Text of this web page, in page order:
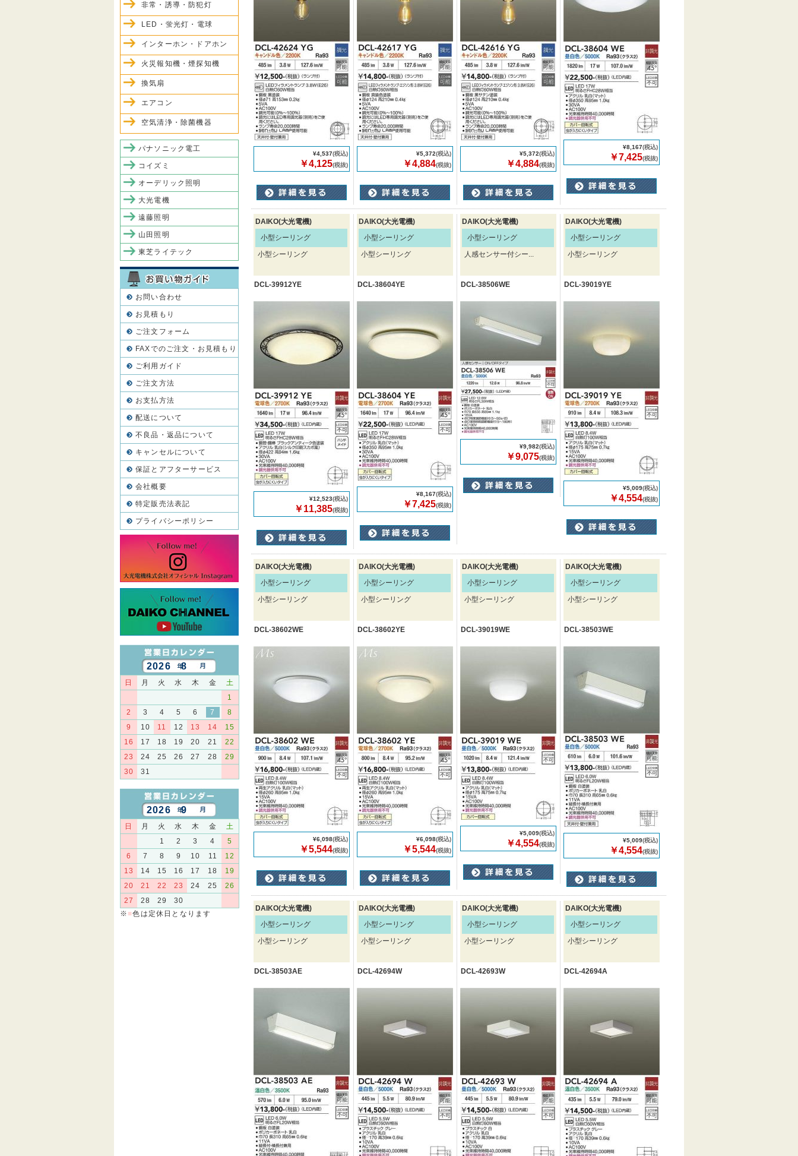
¥4,537(税込)
￥4,125(税抜)
¥5,372(税込)
￥4,884(税抜)
¥5,372(税込)
￥4,884(税抜)
¥8,167(税込)
￥7,425(税抜)
DAIKO(大光電機)
小型シーリング
小型シーリング
DCL-39912YE
¥12,523(税込)
￥11,385(税抜)
DAIKO(大光電機)
小型シーリング
小型シーリング
DCL-38604YE
¥8,167(税込)
￥7,425(税抜)
DAIKO(大光電機)
小型シーリング
人感センサー付シー...
DCL-38506WE
¥9,982(税込)
￥9,075(税抜)
DAIKO(大光電機)
小型シーリング
小型シーリング
DCL-39019YE
¥5,009(税込)
￥4,554(税抜)
DAIKO(大光電機)
小型シーリング
小型シーリング
DCL-38602WE
¥6,098(税込)
￥5,544(税抜)
DAIKO(大光電機)
小型シーリング
小型シーリング
DCL-38602YE
¥6,098(税込)
￥5,544(税抜)
DAIKO(大光電機)
小型シーリング
小型シーリング
DCL-39019WE
¥5,009(税込)
￥4,554(税抜)
DAIKO(大光電機)
小型シーリング
小型シーリング
DCL-38503WE
¥5,009(税込)
￥4,554(税抜)
DAIKO(大光電機)
小型シーリング
小型シーリング
DCL-38503AE
DAIKO(大光電機)
小型シーリング
小型シーリング
DCL-42694W
DAIKO(大光電機)
小型シーリング
小型シーリング
DCL-42693W
DAIKO(大光電機)
小型シーリング
小型シーリング
DCL-42694A
非常・誘導・防犯灯
LED・蛍光灯・電球
インターホン・ドアホン
火災報知機・煙探知機
換気扇
エアコン
空気清浄・除菌機器
パナソニック電工
コイズミ
オーデリック照明
大光電機
遠藤照明
山田照明
東芝ライテック
お問い合わせ
お見積もり
ご注文フォーム
FAXでのご注文・お見積もり
ご利用ガイド
ご注文方法
お支払方法
配送について
不良品・返品について
キャンセルについて
保証とアフターサービス
会社概要
特定販売法表記
プライバシーポリシー
2026 8
日 月 火 水 木 金
土
1
2
3 4 5 6 7
8
9
10 11 12 13 14
15
16
17 18 19 20 21
22
23
24 25 26 27 28
29
30
31
2026 9
日 月 火 水 木 金
土
1
2 3 4
5
6
7 8 9 10 11
12
13
14 15 16 17 18
19
20
21 22 23 24 25
26
27
28 29
30
※ ■色は定休日となります